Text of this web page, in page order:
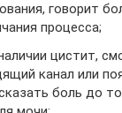
говорит
процесса;
цистит,
канал или
боль до